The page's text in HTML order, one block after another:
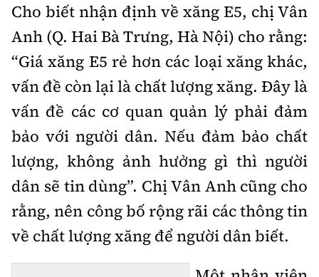
Cho biết nhận định về xăng E5, chị Vân
Anh (Q. Hai Bà Trưng, Hà Nội) cho rằng:
“Giá xăng E5 rẻ hơn các loại xăng khác,
vấn đề còn lại là chất lượng xăng. Đây là
vấn đề các cơ quan quản lý phải đảm
bảo với người dân. Nếu đảm bảo chất
lượng, không ảnh hưởng gì thì người
dân sẽ tin dùng”. Chị Vân Anh cũng cho
rằng, nên công bố rộng rãi các thông tin
về chất lượng xăng để người dân biết.